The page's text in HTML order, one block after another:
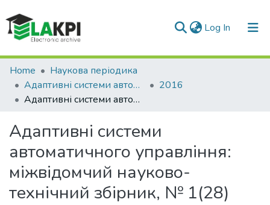
Log In (current)
Communities & Collections
All of DSpace
Home
Наукова періодика
Адаптивні системи автоматичного управління
2016
Адаптивні системи автоматичного управління: міжвідомчий науково-технічний збірник, № 1(28)
Адаптивні системи
автоматичного управління:
міжвідомчий науково-
технічний збірник, № 1(28)